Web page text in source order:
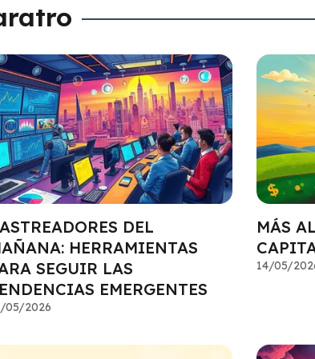
DEL
HERRAMIENTAS
SEGUIR LAS
EMERGENTES
05/2026
MÁS
14/05/